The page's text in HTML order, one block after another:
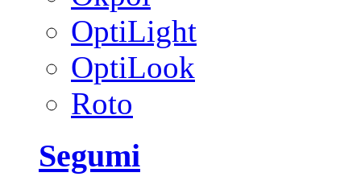
OptiLight
OptiLook
Roto
Segumi